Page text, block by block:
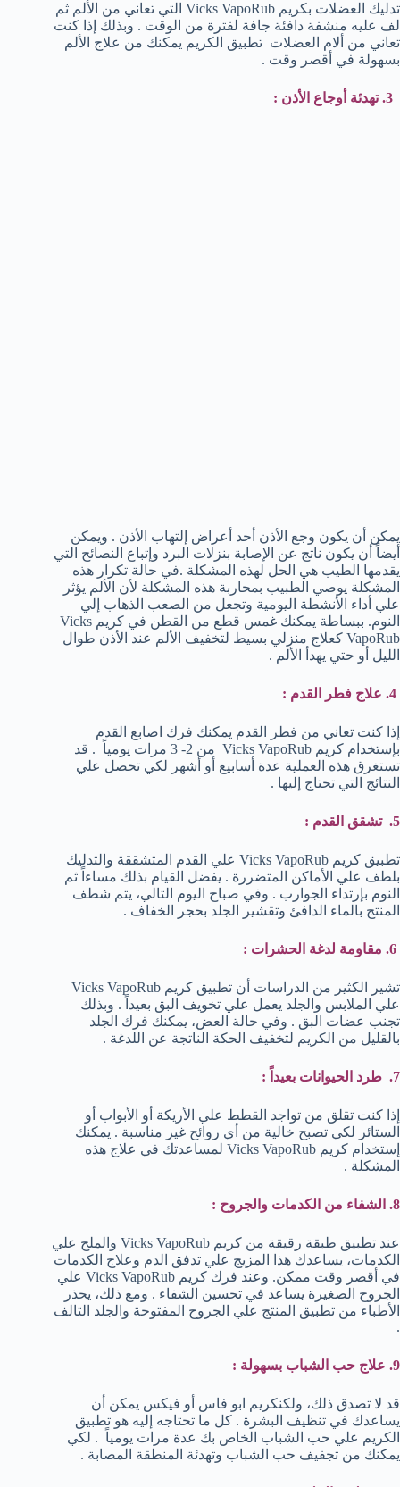
تدليك العضلات بكريم Vicks VapoRub التي تعاني من الألم ثم
لف عليه منشفة دافئة جافة لفترة من الوقت . وبذلك إذا كنت
تعاني من ألام العضلات تطبيق الكريم يمكنك من علاج الألم
بسهولة في أقصر وقت .
يمكن أن يكون وجع الأذن أحد أعراض إلتهاب الأذن . ويمكن
أيضاً أن يكون ناتج عن الإصابة بنزلات البرد وإتباع النصائح التي
يقدمها الطيب هي الحل لهذه المشكلة .في حالة تكرار هذه
المشكلة يوصي الطبيب بمحاربة هذه المشكلة لأن الألم يؤثر
علي أداء الأنشطة اليومية وتجعل من الصعب الذهاب إلي
النوم. ببساطة يمكنك غمس قطع من القطن في كريم Vicks
VapoRub كعلاج منزلي بسيط لتخفيف الألم عند الأذن طوال
الليل أو حتي يهدأ الألم .
إذا كنت تعاني من فطر القدم يمكنك فرك اصابع القدم
بإستخدام كريم Vicks VapoRub من 2- 3 مرات يومياً . قد
تستغرق هذه العملية عدة أسابيع أو أشهر لكي تحصل علي
النتائج التي تحتاج إليها .
5. تشقق القدم :
تطبيق كريم Vicks VapoRub علي القدم المتشققة والتدليك
بلطف علي الأماكن المتضررة . يفضل القيام بذلك مساءاً ثم
النوم بإرتداء الجوارب . وفي صباح اليوم التالي، يتم شطف
المنتج بالماء الدافئ وتقشير الجلد بحجر الخفاف .
تشير الكثير من الدراسات أن تطبيق كريم Vicks VapoRub
علي الملابس والجلد يعمل علي تخويف البق بعيداً . وبذلك
تجنب عضات البق . وفي حالة العض، يمكنك فرك الجلد
بالقليل من الكريم لتخفيف الحكة الناتجة عن اللدغة .
7. طرد الحيوانات بعيداً :
إذا كنت تقلق من تواجد القطط علي الأريكة أو الأبواب أو
الستائر لكي تصبح خالية من أي روائح غير مناسبة . يمكنك
إستخدام كريم Vicks VapoRub لمساعدتك في علاج هذه
المشكلة .
8. الشفاء من الكدمات والجروح :
عند تطبيق طبقة رقيقة من كريم Vicks VapoRub والملح علي
الكدمات، يساعدك هذا المزيج علي تدفق الدم وعلاج الكدمات
في أقصر وقت ممكن. وعند فرك كريم Vicks VapoRub علي
الجروح الصغيرة يساعد في تحسين الشفاء . ومع ذلك، يحذر
الأطباء من تطبيق المنتج علي الجروح المفتوحة والجلد التالف
.
9. علاج حب الشباب بسهولة :
قد لا تصدق ذلك، ولكنكريم ابو فاس أو فيكس يمكن أن
يساعدك في تنظيف البشرة . كل ما تحتاجه إليه هو تطبيق
الكريم علي حب الشباب الخاص بك عدة مرات يومياً . لكي
يمكنك من تجفيف حب الشباب وتهدئة المنطقة المصابة .